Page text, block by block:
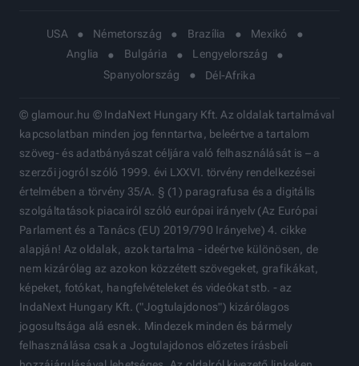
USA Németország Brazília
Mexikó
Anglia
Bulgária
Lengyelország
Spanyolország
Dél-Afrika
© glamour.hu © IndaNext Hungary Kft. Az oldalak tartalmával
kapcsolatban minden jog fenntartva, beleértve a tartalom
szöveg- és adatbányászat céljára való felhasználását is – a
szerzői jogról szóló 1999. évi LXXVI. törvény rendelkezései
értelmében a törvény 35/A. § (1) paragrafusa és a digitális
szolgáltatások piacairól szóló európai irányelv (Az Európai
Parlament és a Tanács (EU) 2019/790 Irányelve) 4. cikke
alapján! Az oldalak, azok tartalma - ideértve különösen, de
nem kizárólag az azokon közzétett szövegeket, grafikákat,
képeket, fotókat, hangfelvételeket és videókat stb. - az
IndaNext Hungary Kft. ("Jogtulajdonos") kizárólagos
jogosultsága alá esnek. Mindezek minden és bármely
felhasználása csak a Jogtulajdonos előzetes írásbeli